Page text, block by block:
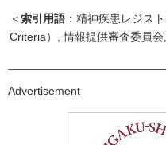
＜索引用語 ：精神疾患レジス
Criteria）, 情報提供審査委員
Advertisement